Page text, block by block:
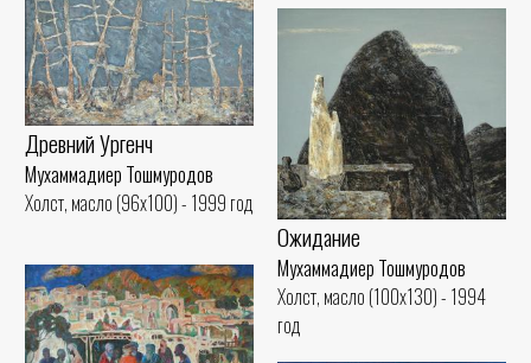
Древний Ургенч
Мухаммадиер Тошмуродов
Холст, масло (96x100) - 1999 год
Ожидание
Мухаммадиер Тошмуродов
Холст, масло (100x130) - 1994
год